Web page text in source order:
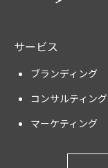
サービス
ブランディング
コンサルティング
マーケティング